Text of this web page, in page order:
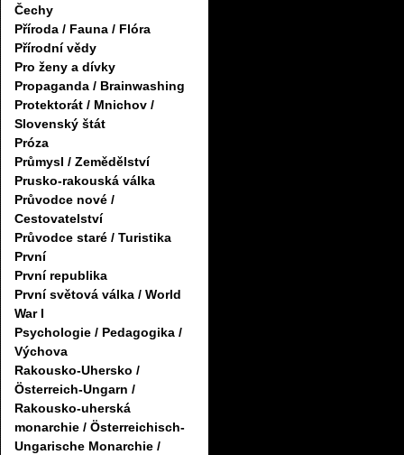
Čechy
Příroda / Fauna / Flóra
Přírodní vědy
Pro ženy a dívky
Propaganda / Brainwashing
Protektorát / Mnichov /
Slovenský štát
Próza
Průmysl / Zemědělství
Prusko-rakouská válka
Průvodce nové /
Cestovatelství
Průvodce staré / Turistika
První
První republika
První světová válka / World
War I
Psychologie / Pedagogika /
Výchova
Rakousko-Uhersko /
Österreich-Ungarn /
Rakousko-uherská
monarchie / Österreichisch-
Ungarische Monarchie /